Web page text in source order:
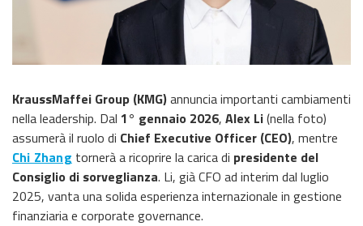
KraussMaffei Group (KMG)annuncia importanti cambiamenti
nella leadership. Dal 1° gennaio 2026, Alex Li(nella foto)
assumerà il ruolo di Chief Executive Officer (CEO), mentre
Chi Zhang tornerà a ricoprire la carica di presidente del
Consiglio di sorveglianza. Li, già CFO ad interim dal luglio
2025, vanta una solida esperienza internazionale in gestione
finanziaria e corporate governance.